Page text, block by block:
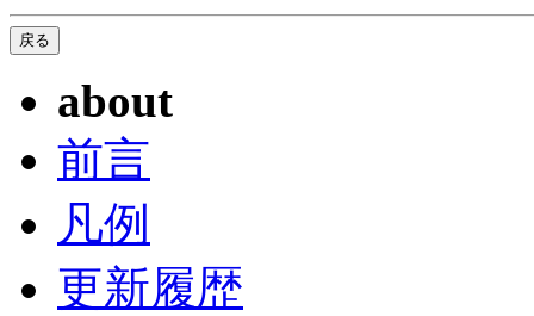
about
前言
凡例
更新履歴